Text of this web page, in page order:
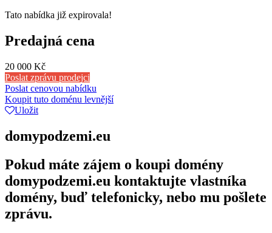
Tato nabídka již expirovala!
Predajná cena
20 000 Kč
Poslat zprávu prodejci
Poslat cenovou nabídku
Koupit tuto doménu levnější
Uložit
domypodzemi.eu
Pokud máte zájem o koupi domény
domypodzemi.eu kontaktujte vlastníka
domény, buď telefonicky, nebo mu pošlete
zprávu.